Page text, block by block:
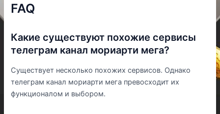
FAQ
Какие существуют похожие сервисы
телеграм канал мориарти мега?
Существует несколько похожих сервисов. Однако
телеграм канал мориарти мега превосходит их
функционалом и выбором.